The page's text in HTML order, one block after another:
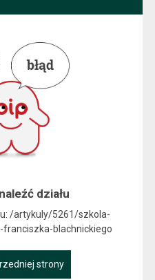
działu
/artykuly/5261/szkola-
blachnickiego
strony